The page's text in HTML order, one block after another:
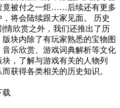
竟被付之一炬……后续还有更多
将会陆续跟大家见面。 历史
情欣赏之外，我们还推出了历
块内除了有玩家熟悉的宝物图
乐欣赏、游戏词典解析等文化
，了解与游戏有关的人物列
获得各类相关的历史知识。
载